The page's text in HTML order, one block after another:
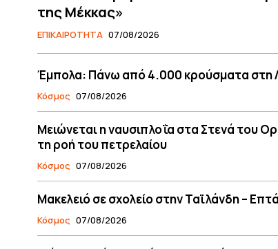
της Μέκκας»
ΕΠΙΚΑΙΡΟΤΗΤΑ 07/08/2026
Έμπολα: Πάνω από 4.000 κρούσματα στη
Κόσμος 07/08/2026
Μειώνεται η ναυσιπλοΐα στα Στενά του
τη ροή του πετρελαίου
Κόσμος 07/08/2026
Μακελειό σε σχολείο στην Ταϊλάνδη –
Κόσμος 07/08/2026